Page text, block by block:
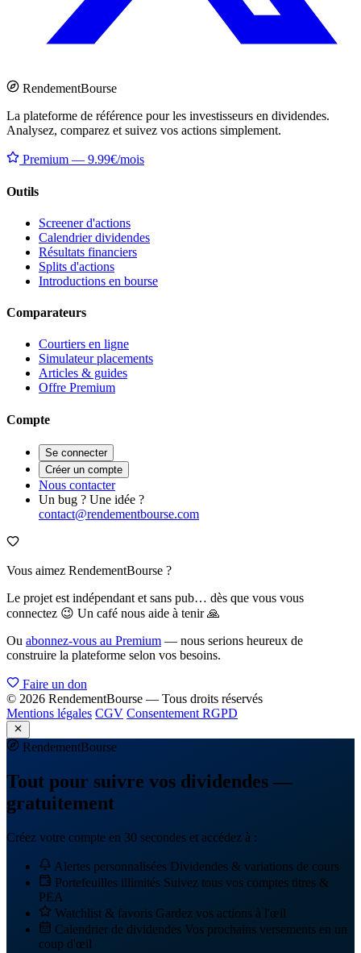
RendementBourse
La plateforme de référence pour les investisseurs en dividendes.
Analysez, comparez et suivez vos actions simplement.
Premium — 9.99€/mois
Outils
Screener d'actions
Calendrier dividendes
Résultats financiers
Splits d'actions
Introductions en bourse
Comparateurs
Courtiers en ligne
Simulateur placements
Articles & guides
Offre Premium
Compte
Se connecter
Créer un compte
Nous contacter
Un bug ? Une idée ?
contact@rendementbourse.com
Vous aimez RendementBourse ?
Le projet est indépendant et sans pub… dès que vous vous
connectez 😉 Un café nous aide à tenir 🙏
Ou abonnez-vous au Premium — nous serions heureux de
construire la plateforme selon vos besoins.
Faire un don
© 2026 RendementBourse — Tous droits réservés
Mentions légales CGV Consentement RGPD
RendementBourse
Tout pour suivre vos dividendes —
gratuitement
Créez votre compte en 30 secondes et accédez à :
Alertes personnalisées Dividendes & variations de cours
Portefeuilles illimités Suivez tous vos comptes titres &
PEA
Watchlist & favoris Gardez vos actions à l'œil
Calendrier de dividendes Vos prochains versements en un
coup d'œil